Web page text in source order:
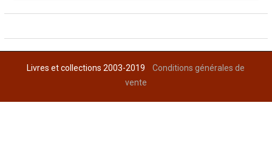
Livres et collections 2003-2019Conditions générales de
vente